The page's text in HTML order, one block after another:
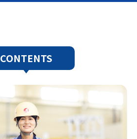
CONTENTS